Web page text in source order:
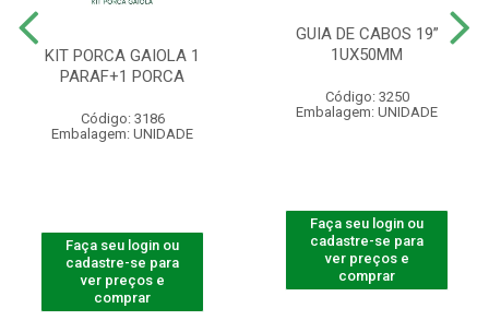
KIT PORCA GAIOLA 1
PARAF+1 PORCA
Código: 3186
Embalagem: UNIDADE
Faça seu login ou
cadastre-se para
ver preços e
comprar
GUIA DE CABOS 19”
1UX50MM
Código: 3250
Embalagem: UNIDADE
Faça seu login ou
cadastre-se para
ver preços e
comprar